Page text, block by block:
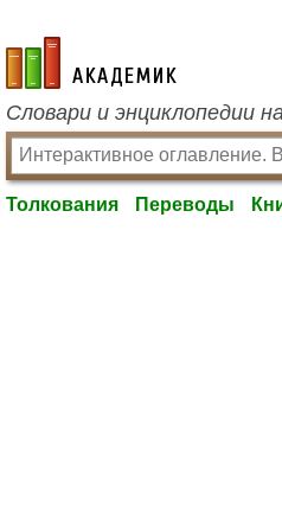
academic.ru
Словари и энциклопедии
Толкования Переводы